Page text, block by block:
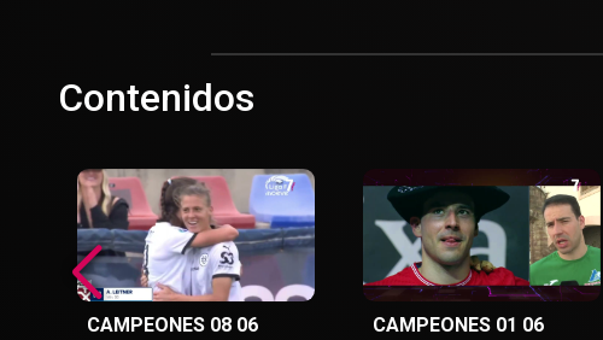
Contenidos
CAMPEONES 08 06 CAMPEONES 01 06